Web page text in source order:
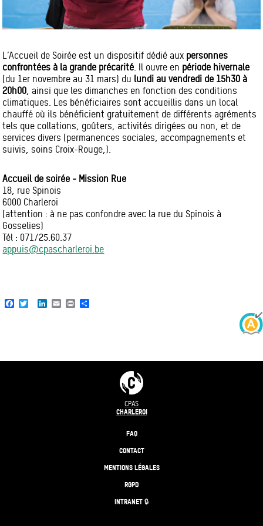
L’Accueil de Soirée est un dispositif dédié aux personnes
confrontées à la grande précarité . Il ouvre en période hivernale
(du 1er novembre au 31 mars) du lundi au vendredi de 15h30 à
20h00 , ainsi que les dimanches en fonction des conditions
climatiques. Les bénéficiaires sont accueillis dans un local
chauffé où ils bénéficient gratuitement de différents agréments
tels que collations, goûters, activités dirigées ou non, et de
services divers (permanences sociales, accompagnements et
suivis, soins Croix-Rouge,).
Accueil de soirée - Mission Rue
18, rue Spinois
6000 Charleroi
(attention : à ne pas confondre avec la rue du Spinois à
Gosselies)
Tél : 071/25.60.37
appuis@cpascharleroi.be
Facebook
TwitterLinkedIn
EmailPrint
CPAS
CHARLEROI
FAQ
CONTACT
MENTIONS LÉGALES
RGPD
INTRANET 🔒